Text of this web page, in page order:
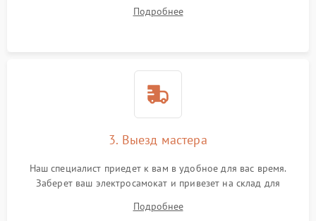
Подробнее
3. Выезд мастера
Наш специалист приедет к вам в удобное для вас время.
Заберет ваш электросамокат и привезет на склад для
Подробнее